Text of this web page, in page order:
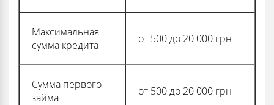
Максимальная
сумма кредита
от 500 до 20 000 грн
Сумма первого
займа
от 500 до 20 000 грн